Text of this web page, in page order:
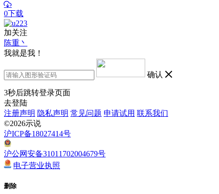
0下载
加关注
陈重丶
我就是我！
确认
3秒后跳转登录页面
去登陆
注册声明 隐私声明 常见问题 申请试用 联系我们
©2026示说
沪ICP备18027414号
沪公网安备31011702004679号
电子营业执照
删除